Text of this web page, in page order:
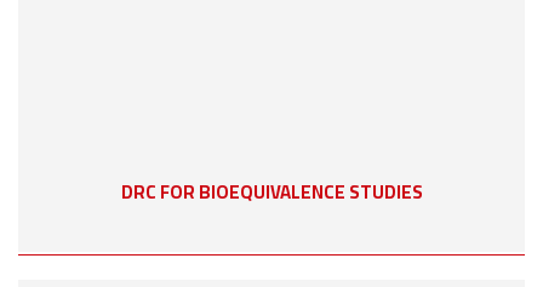
DRC FOR BIOEQUIVALENCE STUDIES